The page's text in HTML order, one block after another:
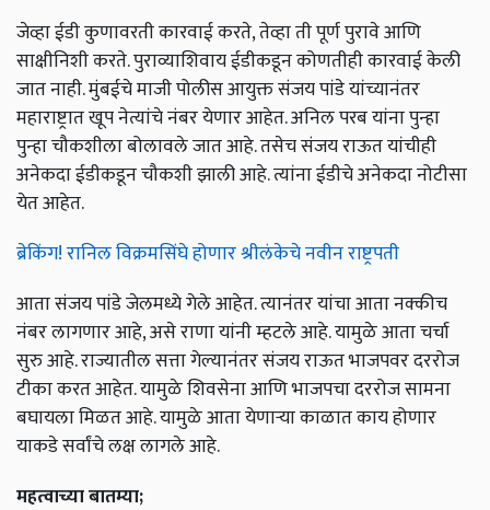
जेव्हा ईडी कुणावरती कारवाई करते, तेव्हा ती पूर्ण पुरावे आणि
साक्षीनिशी करते. पुराव्याशिवाय ईडीकडून कोणतीही कारवाई केली
जात नाही. मुंबईचे माजी पोलीस आयुक्त संजय पांडे यांच्यानंतर
महाराष्ट्रात खूप नेत्यांचे नंबर येणार आहेत. अनिल परब यांना पुन्हा
पुन्हा चौकशीला बोलावले जात आहे. तसेच संजय राऊत यांचीही
अनेकदा ईडीकडून चौकशी झाली आहे. त्यांना ईडीचे अनेकदा नोटीसा
येत आहेत.
ब्रेकिंग! रानिल विक्रमसिंघे होणार श्रीलंकेचे नवीन राष्ट्रपती
आता संजय पांडे जेलमध्ये गेले आहेत. त्यानंतर यांचा आता नक्कीच
नंबर लागणार आहे, असे राणा यांनी म्हटले आहे. यामुळे आता चर्चा
सुरु आहे. राज्यातील सत्ता गेल्यानंतर संजय राऊत भाजपवर दररोज
टीका करत आहेत. यामुळे शिवसेना आणि भाजपचा दररोज सामना
बघायला मिळत आहे. यामुळे आता येणाऱ्या काळात काय होणार
याकडे सर्वांचे लक्ष लागले आहे.
महत्वाच्या बातम्या;